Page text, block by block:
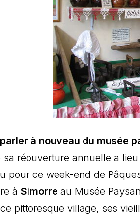
à nouveau du musée
sa réouverture annuelle a
pour ce week-end de
à Simorre au Musée
pittoresque village, ses